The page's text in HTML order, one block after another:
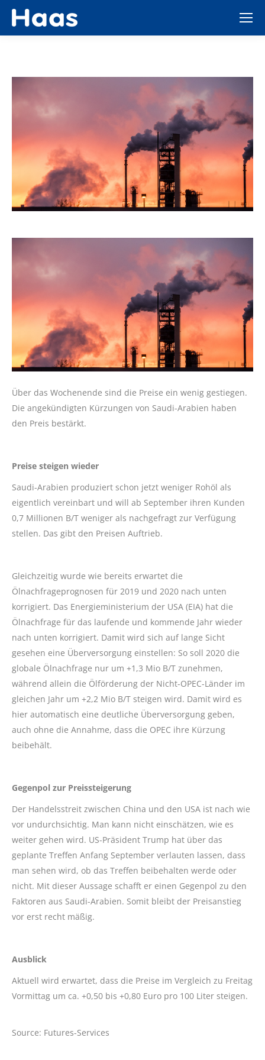
Über das Wochenende sind die Preise ein wenig gestiegen.
Die angekündigten Kürzungen von Saudi-Arabien haben
den Preis bestärkt.
Preise steigen wieder
Saudi-Arabien produziert schon jetzt weniger Rohöl als
eigentlich vereinbart und will ab September ihren Kunden
0,7 Millionen B/T weniger als nachgefragt zur Verfügung
stellen. Das gibt den Preisen Auftrieb.
Gleichzeitig wurde wie bereits erwartet die
Ölnachfrageprognosen für 2019 und 2020 nach unten
korrigiert. Das Energieministerium der USA (EIA) hat die
Ölnachfrage für das laufende und kommende Jahr wieder
nach unten korrigiert. Damit wird sich auf lange Sicht
gesehen eine Überversorgung einstellen: So soll 2020 die
globale Ölnachfrage nur um +1,3 Mio B/T zunehmen,
während allein die Ölförderung der Nicht-OPEC-Länder im
gleichen Jahr um +2,2 Mio B/T steigen wird. Damit wird es
hier automatisch eine deutliche Überversorgung geben,
auch ohne die Annahme, dass die OPEC ihre Kürzung
beibehält.
Gegenpol zur Preissteigerung
Der Handelsstreit zwischen China und den USA ist nach wie
vor undurchsichtig. Man kann nicht einschätzen, wie es
weiter gehen wird. US-Präsident Trump hat über das
geplante Treffen Anfang September verlauten lassen, dass
man sehen wird, ob das Treffen beibehalten werde oder
nicht. Mit dieser Aussage schafft er einen Gegenpol zu den
Faktoren aus Saudi-Arabien. Somit bleibt der Preisanstieg
vor erst recht mäßig.
Ausblick
Aktuell wird erwartet, dass die Preise im Vergleich zu Freitag
Vormittag um ca. +0,50 bis +0,80 Euro pro 100 Liter steigen.
Source: Futures-Services